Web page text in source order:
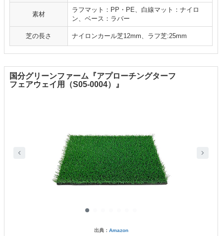
素材
ラフマット：PP・PE、白線マット：ナイロ
ン、ベース：ラバー
芝の長さ ナイロンカール芝12mm、ラフ芝:25mm
国分グリーンファーム『アプローチングターフ
フェアウェイ用（S05-0004）』
出典： Amazon